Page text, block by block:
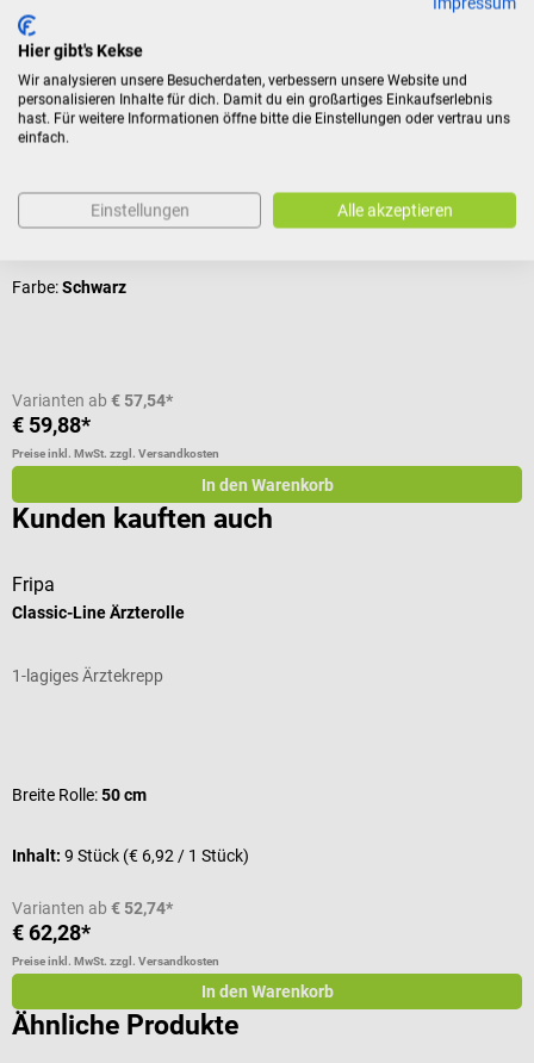
Zubehör
Katrin
Für Falthandtücher von Katrin
Farbe:Schwarz
Varianten ab € 57,54*
€ 59,88*
Preise inkl. MwSt. zzgl. Versandkosten
In den Warenkorb
Kunden kauften auch
Fripa
Classic-Line Ärzterolle
1-lagiges Ärztekrepp
Breite Rolle:50 cm
Inhalt: 9 Stück (€ 6,92 / 1 Stück)
Varianten ab € 52,74*
€ 62,28*
Preise inkl. MwSt. zzgl. Versandkosten
In den Warenkorb
Ähnliche Produkte
Hier gibt's Kekse
Wir analysieren unsere Besucherdaten, verbessern unsere Website und
personalisieren Inhalte für dich. Damit du ein großartiges Einkaufserlebnis
hast. Für weitere Informationen öffne bitte die Einstellungen oder vertrau uns
einfach.
Einstellungen Alle akzeptieren